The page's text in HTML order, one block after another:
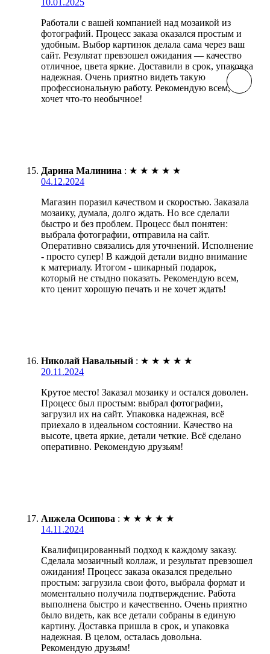
10.01.2025
Работали с вашей компанией над мозаикой из
фотографий. Процесс заказа оказался простым и
удобным. Выбор картинок делала сама через ваш
сайт. Результат превзошел ожидания — качество
отличное, цвета яркие. Доставили в срок, упаковка
надежная. Очень приятно видеть такую
профессиональную работу. Рекомендую всем, кто
хочет что-то необычное!
Дарина Малинина : ★ ★ ★ ★ ★
04.12.2024
Магазин поразил качеством и скоростью. Заказала
мозаику, думала, долго ждать. Но все сделали
быстро и без проблем. Процесс был понятен:
выбрала фотографии, отправила на сайт.
Оперативно связались для уточнений. Исполнение
- просто супер! В каждой детали видно внимание
к материалу. Итогом - шикарный подарок,
который не стыдно показать. Рекомендую всем,
кто ценит хорошую печать и не хочет ждать!
Николай Навальный : ★ ★ ★ ★ ★
20.11.2024
Крутое место! Заказал мозаику и остался доволен.
Процесс был простым: выбрал фотографии,
загрузил их на сайт. Упаковка надежная, всё
приехало в идеальном состоянии. Качество на
высоте, цвета яркие, детали четкие. Всё сделано
оперативно. Рекомендую друзьям!
Анжела Осипова : ★ ★ ★ ★ ★
14.11.2024
Квалифицированный подход к каждому заказу.
Сделала мозаичный коллаж, и результат превзошел
ожидания! Процесс заказа оказался предельно
простым: загрузила свои фото, выбрала формат и
моментально получила подтверждение. Работа
выполнена быстро и качественно. Очень приятно
было видеть, как все детали собраны в единую
картину. Доставка пришла в срок, и упаковка
надежная. В целом, осталась довольна.
Рекомендую друзьям!